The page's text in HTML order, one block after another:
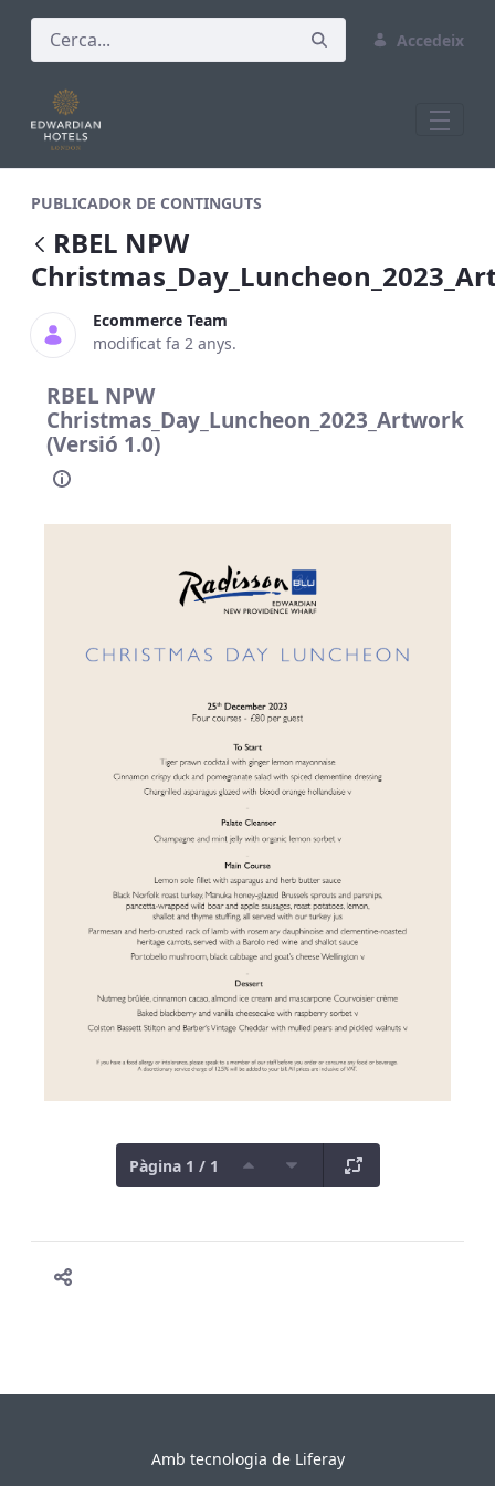
Accedeix
PUBLICADOR DE CONTINGUTS
RBEL NPW
Ecommerce Team
modificat fa 2 anys.
RBEL NPW
Christmas_Day_Luncheon_2023_Artwork
(Versió 1.0)
Pàgina 1 / 1
Amb tecnologia de Liferay